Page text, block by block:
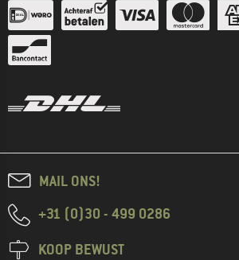
MAIL ONS!
+31 (0)30 - 499 0286
KOOP BEWUST